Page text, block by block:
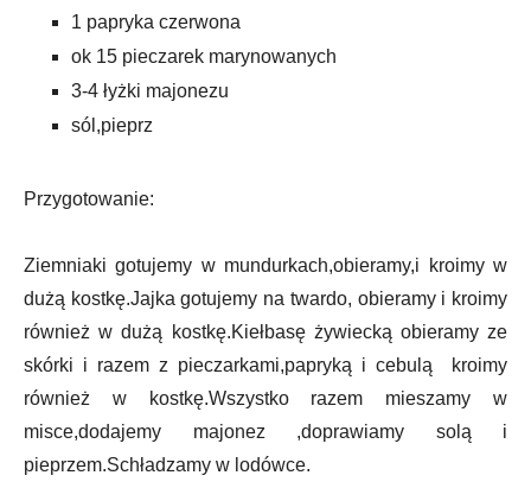
1 papryka czerwona
ok 15 pieczarek marynowanych
3-4 łyżki majonezu
sól,pieprz
Przygotowanie:
Ziemniaki gotujemy w mundurkach,obieramy,i kroimy w
dużą kostkę.Jajka gotujemy na twardo, obieramy i kroimy
również w dużą kostkę.Kiełbasę żywiecką obieramy ze
skórki i razem z pieczarkami,papryką i cebulą kroimy
również w kostkę.Wszystko razem mieszamy w
misce,dodajemy majonez ,doprawiamy solą i
pieprzem.Schładzamy w lodówce.